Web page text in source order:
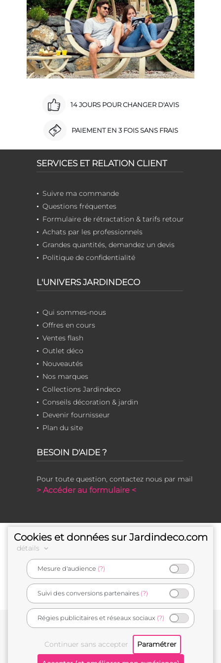
14 JOURS POUR CHANGER D'AVIS
PAIEMENT EN 3 FOIS SANS FRAIS
SERVICES ET RELATION CLIENT
Suivre ma commande
Questions fréquentes
Formulaire de rétractation & tarifs retour
Achats par les professionnels
Grandes quantités, demandez un devis
Politique de confidentialité
L'UNIVERS JARDINDECO
Qui sommes-nous
Offres en cours
Ventes flash
Outlet déco
Nouveautés
Nos marques
Collections Jardindeco
Conseils décoration & jardin
Devenir fournisseur
Plan du site
BESOIN D'AIDE ?
Pour toute question, contactez nous par mail
> Accéder au formulaire <
e-commerçant français
Cookies et données sur Jardindeco.com
détails
Mesure d'audience (?)
Suivi des conversions partenaires (?)
Régies publicitaires et réseaux sociaux (?)